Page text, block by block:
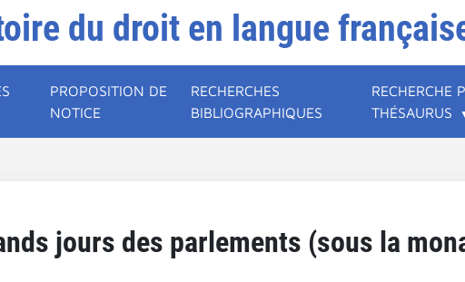
du droit en langue
PROPOSITION DE
NOTICE
RECHERCHES
BIBLIOGRAPHIQUES
RECHERCHE
THÉSAURUS
jours des parlements (sous la